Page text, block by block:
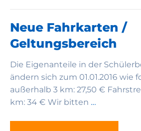
Neue Fahrkarten /
Geltungsbereich
Die Eigenanteile in der
ändern sich zum 01.01.2016 wie
außerhalb 3 km: 27,50 €
km: 34 € Wir bitten …